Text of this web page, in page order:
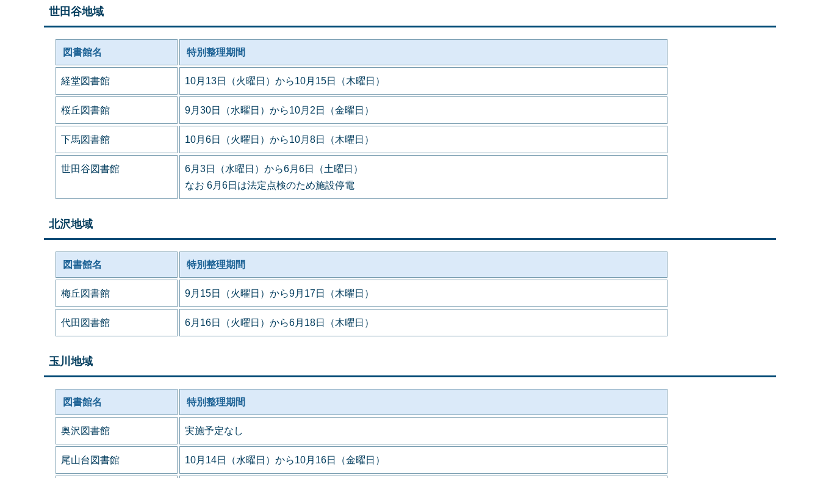
世田谷地域
図書館名 特別整理期間
経堂図書館 10月13日（火曜日）から10月15日（木曜日）
桜丘図書館 9月30日（水曜日）から10月2日（金曜日）
下馬図書館 10月6日（火曜日）から10月8日（木曜日）
世田谷図書館
6月3日（水曜日）から6月6日（土曜日）
なお 6月6日は法定点検のため施設停電
北沢地域
図書館名 特別整理期間
梅丘図書館 9月15日（火曜日）から9月17日（木曜日）
代田図書館 6月16日（火曜日）から6月18日（木曜日）
玉川地域
図書館名 特別整理期間
奥沢図書館 実施予定なし
尾山台図書館 10月14日（水曜日）から10月16日（金曜日）